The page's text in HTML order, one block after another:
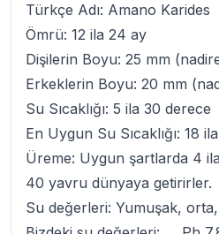
Türkçe Adı: Amano Karides
Ömrü: 12 ila 24 ay
Dişilerin Boyu: 25 mm
Erkeklerin Boyu: 20 mm
Su Sıcaklığı: 5 ila 30 derece
En Uygun Su Sıcaklığı: 18
Üreme: Uygun şartlarda 4
40 yavru dünyaya getirirler.
Su değerleri: Yumuşak,